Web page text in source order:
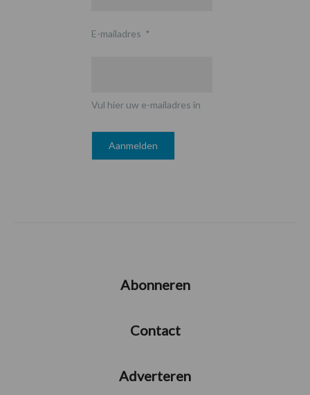
E-mailadres *
Vul hier uw e-mailadres in
Abonneren
Contact
Adverteren